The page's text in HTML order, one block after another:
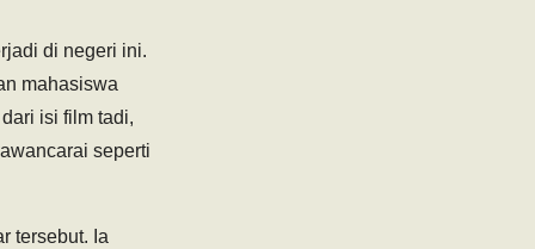
di negeri ini.
mahasiswa
isi film tadi,
seperti
tersebut. Ia